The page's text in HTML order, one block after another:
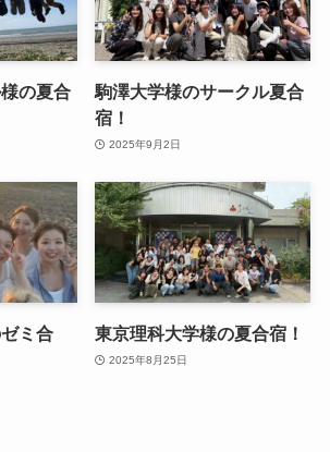
の夏合
駒澤大学様のサークル夏合
宿！
2025年9月2日
ミ合
東京理科大学様の夏合宿！
2025年8月25日